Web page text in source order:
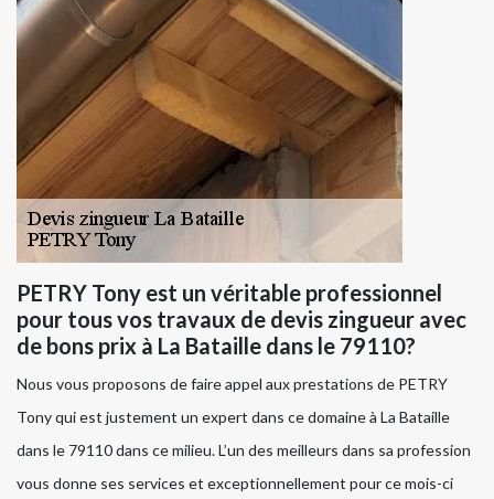
PETRY Tony est un véritable professionnel
pour tous vos travaux de devis zingueur avec
de bons prix à La Bataille dans le 79110?
Nous vous proposons de faire appel aux prestations de PETRY
Tony qui est justement un expert dans ce domaine à La Bataille
dans le 79110 dans ce milieu. L’un des meilleurs dans sa profession
vous donne ses services et exceptionnellement pour ce mois-ci